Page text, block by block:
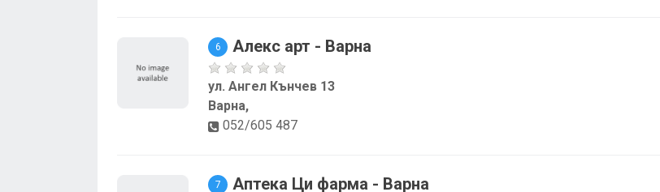
6 Алекс арт - Варна
ул. Ангел Кънчев 13
Варна,
052/605 487
7 Аптека Ци фарма - Варна